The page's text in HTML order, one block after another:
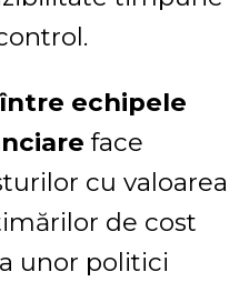
echipele
face
cu valoarea
de cost
unor politici